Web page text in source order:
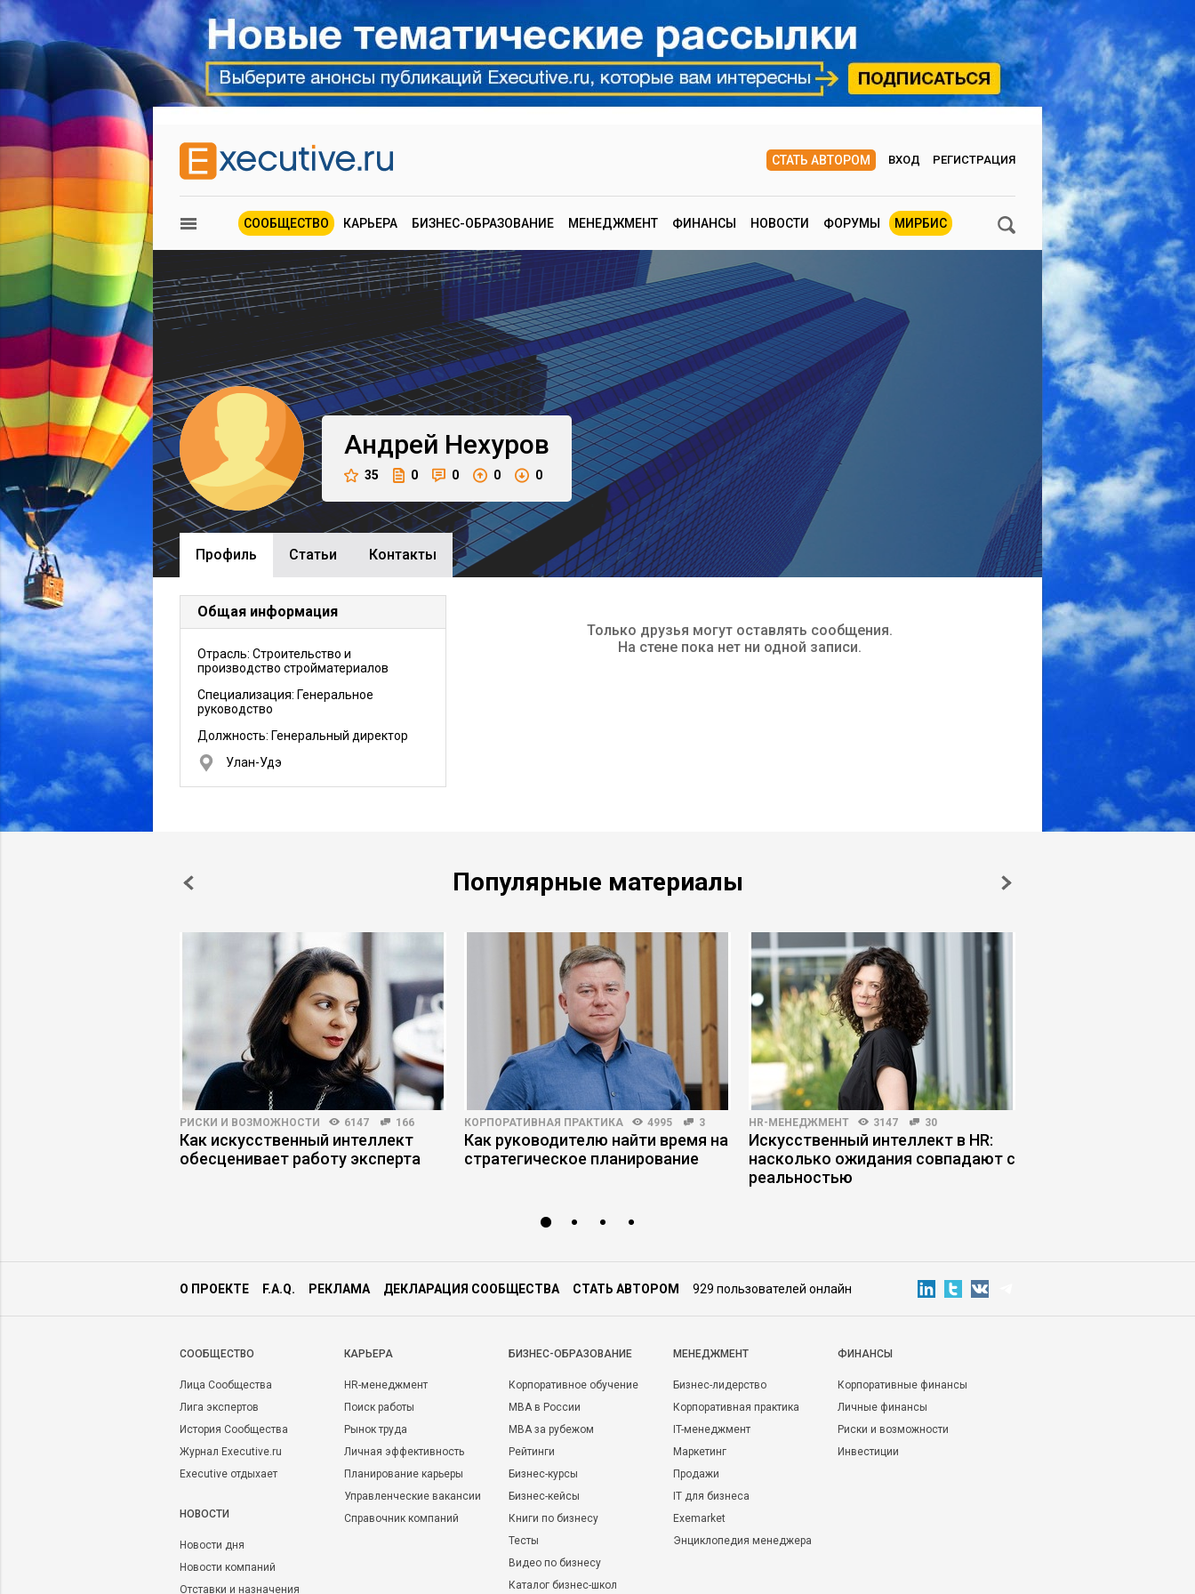
СТАТЬ АВТОРОМ ВХОД РЕГИСТРАЦИЯ
СООБЩЕСТВО КАРЬЕРА БИЗНЕС-ОБРАЗОВАНИЕ МЕНЕДЖМЕНТ ФИНАНСЫ НОВОСТИ ФОРУМЫ МИРБИС
Андрей Нехуров
35 0 0 0 0
Профиль Cтатьи Контакты
Общая информация
Отрасль: Строительство и
производство стройматериалов
Специализация: Генеральное
руководство
Должность: Генеральный директор
Улан-Удэ
Только друзья могут оставлять сообщения.
На стене пока нет ни одной записи.
Популярные материалы
РИСКИ И ВОЗМОЖНОСТИ 6147 166
Как искусственный интеллект
обесценивает работу эксперта
КОРПОРАТИВНАЯ ПРАКТИКА 4995 3
Как руководителю найти время на
стратегическое планирование
HR-МЕНЕДЖМЕНТ 3147 30
Искусственный интеллект в HR:
насколько ожидания совпадают с
реальностью
О ПРОЕКТЕ F.A.Q. РЕКЛАМА ДЕКЛАРАЦИЯ СООБЩЕСТВА СТАТЬ АВТОРОМ 929 пользователей онлайн
CООБЩЕСТВО
Лица Сообщества
Лига экспертов
История Сообщества
Журнал Executive.ru
Executive отдыхает
НОВОСТИ
Новости дня
Новости компаний
Отставки и назначения
КАРЬЕРА
HR-менеджмент
Поиск работы
Рынок труда
Личная эффективность
Планирование карьеры
Управленческие вакансии
Справочник компаний
БИЗНЕС-ОБРАЗОВАНИЕ
Корпоративное обучение
MBA в России
MBA за рубежом
Рейтинги
Бизнес-курсы
Бизнес-кейсы
Книги по бизнесу
Тесты
Видео по бизнесу
Каталог бизнес-школ
МЕНЕДЖМЕНТ
Бизнес-лидерство
Корпоративная практика
IT-менеджмент
Маркетинг
Продажи
IT для бизнеса
Exemarket
Энциклопедия менеджера
ФИНАНСЫ
Корпоративные финансы
Личные финансы
Риски и возможности
Инвестиции